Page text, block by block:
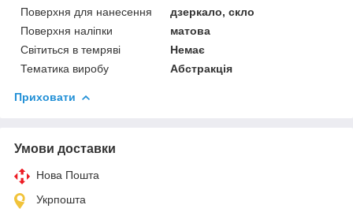
Поверхня для нанесення
дзеркало, скло
Поверхня наліпки
матова
Світиться в темряві
Немає
Тематика виробу
Абстракція
Приховати
Умови доставки
Нова Пошта
Укрпошта